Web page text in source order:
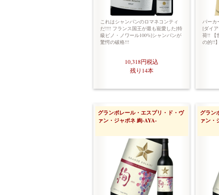
これはシャンパンのロマネコンティ
だ!!!! フランス国王が最も寵愛した[特
級ピノ・ノワール100%]シャンパンが
驚愕の破格!!!
10,318円税込
残り14本
パーカ
[ダイ
荷!! 【
の的!!
グランポレール・エスプリ・ド・ヴ
ァン・ジャポネ 絢-AYA-
グラン
ァン・